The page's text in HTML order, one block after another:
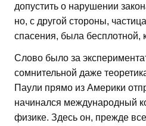
допустить о нарушении
но, с другой стороны,
спасения, была бесплотной,
Слово было за
сомнительной даже
Паули прямо из Америки
начинался международный
физике. Здесь он, прежде